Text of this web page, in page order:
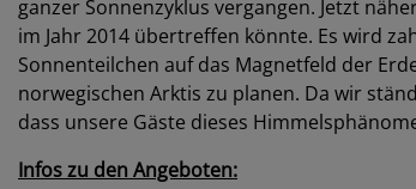
ganzer Sonnenzyklus vergangen. Jetzt
im Jahr 2014 übertreffen könnte. Es wird
Sonnenteilchen auf das Magnetfeld der
norwegischen Arktis zu planen. Da wir
dass unsere Gäste dieses
Infos zu den Angeboten: